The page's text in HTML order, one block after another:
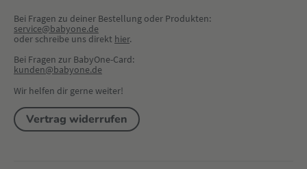
Bei Fragen zu deiner Bestellung oder Produkten:
service@babyone.de
oder schreibe uns direkt hier.
Bei Fragen zur BabyOne-Card:
kunden@babyone.de
Wir helfen dir gerne weiter!
Vertrag widerrufen